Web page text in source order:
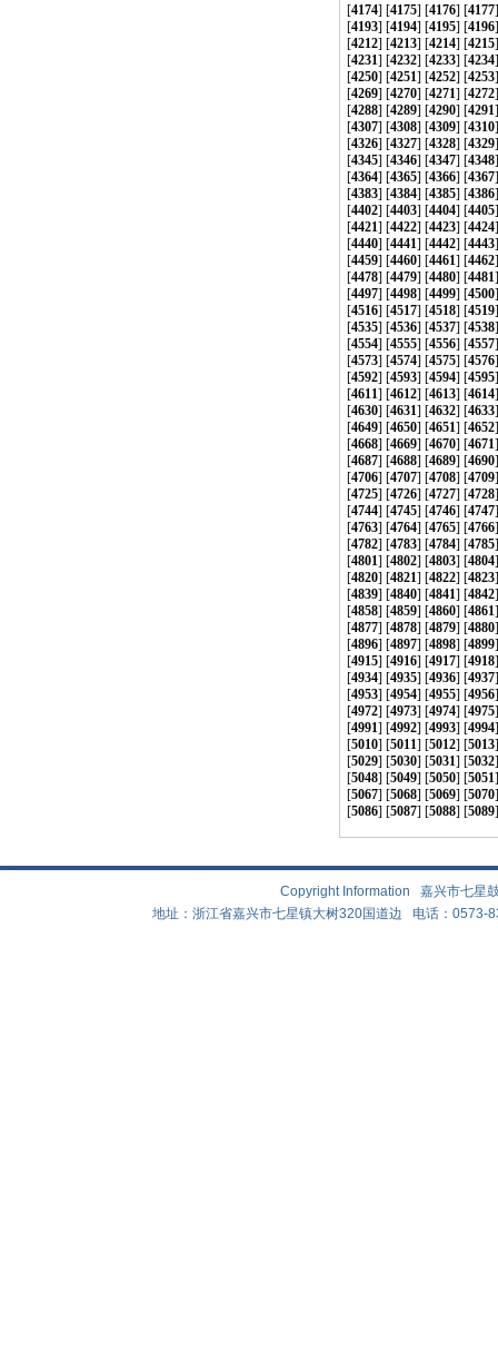
[4174] [4175] [4176] [4177
[4193] [4194] [4195] [4196
[4212] [4213] [4214] [4215
[4231] [4232] [4233] [4234
[4250] [4251] [4252] [4253
[4269] [4270] [4271] [4272
[4288] [4289] [4290] [4291
[4307] [4308] [4309] [4310
[4326] [4327] [4328] [4329
[4345] [4346] [4347] [4348
[4364] [4365] [4366] [4367
[4383] [4384] [4385] [4386
[4402] [4403] [4404] [4405
[4421] [4422] [4423] [4424
[4440] [4441] [4442] [4443
[4459] [4460] [4461] [4462
[4478] [4479] [4480] [4481
[4497] [4498] [4499] [4500
[4516] [4517] [4518] [4519
[4535] [4536] [4537] [4538
[4554] [4555] [4556] [4557
[4573] [4574] [4575] [4576
[4592] [4593] [4594] [4595
[4611] [4612] [4613] [4614
[4630] [4631] [4632] [4633
[4649] [4650] [4651] [4652
[4668] [4669] [4670] [4671
[4687] [4688] [4689] [4690
[4706] [4707] [4708] [4709
[4725] [4726] [4727] [4728
[4744] [4745] [4746] [4747
[4763] [4764] [4765] [4766
[4782] [4783] [4784] [4785
[4801] [4802] [4803] [4804
[4820] [4821] [4822] [4823
[4839] [4840] [4841] [4842
[4858] [4859] [4860] [4861
[4877] [4878] [4879] [4880
[4896] [4897] [4898] [4899
[4915] [4916] [4917] [4918
[4934] [4935] [4936] [4937
[4953] [4954] [4955] [4956
[4972] [4973] [4974] [4975
[4991] [4992] [4993] [4994
[5010] [5011] [5012] [5013
[5029] [5030] [5031] [5032
[5048] [5049] [5050] [5051
[5067] [5068] [5069] [5070
[5086] [5087] [5088] [5089
Copyright Information 嘉兴市七
地址：浙江省嘉兴市七星镇大树320国道边 电话：